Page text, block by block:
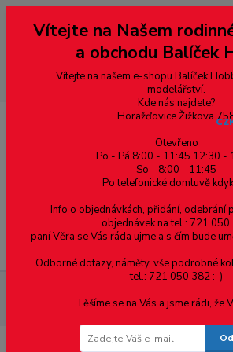
--- pro zákazníky ze Slovenska a jiných zemí,
přepněte si e-shop na euro 💶 pro přepočet
dobírky – pokud si z nějakého důvodu zásilku
domluvě zaslána znovu s opětovnou platbou
případě bude zrušena a účet přidán na
objednávky.
obdélníkového průřezu - mosazný profil 6 x 3 x
Vítejte na Našem
a obchodu Balíček
Vítejte na našem e-shopu Balíček
modelářství.
Kde nás najdete?
Horažďovice Žižkova
Otevřeno
Po - Pá 8:00 - 11:45 12:30 -
So - 8:00 - 11:45
Po telefonické domluvě
Info o objednávkách, přidání, odebrání
objednávek na tel.: 721 050
paní Věra se Vás ráda ujme a s čím bude
Odborné dotazy, náměty, vše podrobné
tel.: 721 050 382 :-)
Těšíme se na Vás a jsme rádi, že